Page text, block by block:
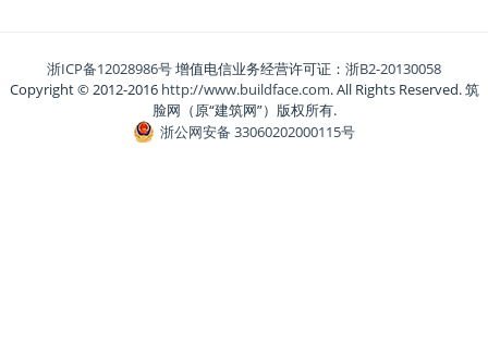
浙ICP备12028986号增值电信业务经营许可证： 浙B2-20130058
Copyright © 2012-2016 http://www.buildface.com. All Rights Reserved. 筑
脸网（原“建筑网”）版权所有.
浙公网安备 33060202000115号